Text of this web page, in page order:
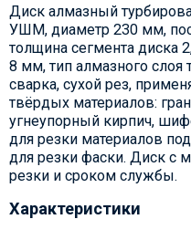
Диск алмазный
УШМ, диаметр 230 мм,
толщина сегмента диска
8 мм, тип алмазного слоя
сварка, сухой рез,
твёрдых материалов:
угнеупорный кирпич,
для резки материалов
для резки фаски. Диск с
резки и сроком службы.
Характеристики